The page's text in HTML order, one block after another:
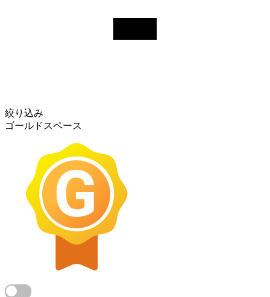
絞り込み
ゴールドスペース